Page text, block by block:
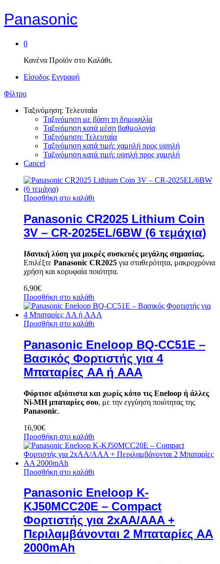
Panasonic
0
Κανένα Προϊόν στο Καλάθι.
Είσοδος Εγγραφή
Φίλτρο
Ταξινόμηση: Τελευταία
Ταξινόμηση με βάση τη δημοφιλία
Ταξινόμηση κατά μέση βαθμολογία
Ταξινόμηση: Τελευταία
Ταξινόμηση κατά τιμή: χαμηλή προς υψηλή
Ταξινόμηση κατά τιμή: υψηλή προς χαμηλή
Cancel
Προσθήκη στο καλάθι
Panasonic CR2025 Lithium Coin
3V – CR-2025EL/6BW (6 τεμάχια)
Ιδανική λύση για μικρές συσκευές μεγάλης σημασίας.
Επιλέξτε Panasonic CR2025 για σταθερότητα, μακροχρόνια
χρήση και κορυφαία ποιότητα.
6,90€
Προσθήκη στο καλάθι
Προσθήκη στο καλάθι
Panasonic Eneloop BQ-CC51E –
Βασικός Φορτιστής για 4
Μπαταρίες AA ή AAA
Φόρτισε αξιόπιστα και χωρίς κόπο τις Eneloop ή άλλες
Ni-MH μπαταρίες σου, με την εγγύηση ποιότητας της
Panasonic.
16,90€
Προσθήκη στο καλάθι
Προσθήκη στο καλάθι
Panasonic Eneloop K-
KJ50MCC20E – Compact
Φορτιστής για 2xAA/AAA +
Περιλαμβάνονται 2 Μπαταρίες AA
2000mAh